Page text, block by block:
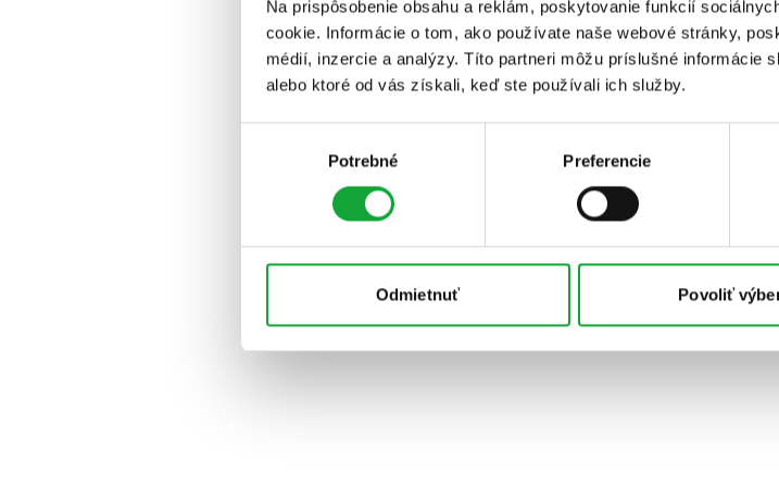
Na prispôsobenie obsahu a reklám, poskytovanie funkcií
cookie. Informácie o tom, ako používate naše webové stránky,
médií, inzercie a analýzy. Títo partneri môžu príslušné informácie
alebo ktoré od vás získali, keď ste používali ich služby.
Potrebné Preferencie
Odmietnuť Povoliť